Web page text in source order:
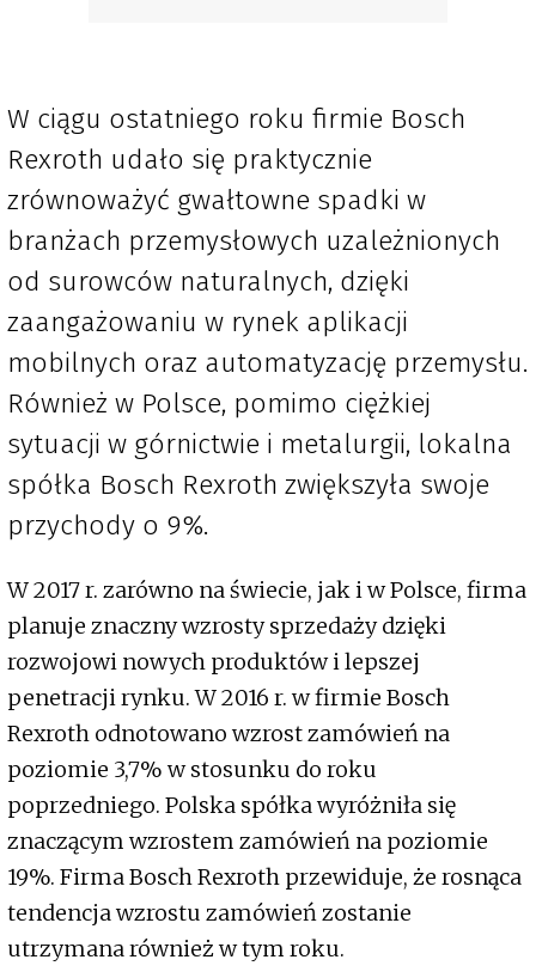
W ciągu ostatniego roku firmie Bosch
Rexroth udało się praktycznie
zrównoważyć gwałtowne spadki w
branżach przemysłowych uzależnionych
od surowców naturalnych, dzięki
zaangażowaniu w rynek aplikacji
mobilnych oraz automatyzację przemysłu.
Również w Polsce, pomimo ciężkiej
sytuacji w górnictwie i metalurgii, lokalna
spółka Bosch Rexroth zwiększyła swoje
przychody o 9%.
W 2017 r. zarówno na świecie, jak i w Polsce, firma
planuje znaczny wzrosty sprzedaży dzięki
rozwojowi nowych produktów i lepszej
penetracji rynku. W 2016 r. w firmie Bosch
Rexroth odnotowano wzrost zamówień na
poziomie 3,7% w stosunku do roku
poprzedniego. Polska spółka wyróżniła się
znaczącym wzrostem zamówień na poziomie
19%. Firma Bosch Rexroth przewiduje, że rosnąca
tendencja wzrostu zamówień zostanie
utrzymana również w tym roku.